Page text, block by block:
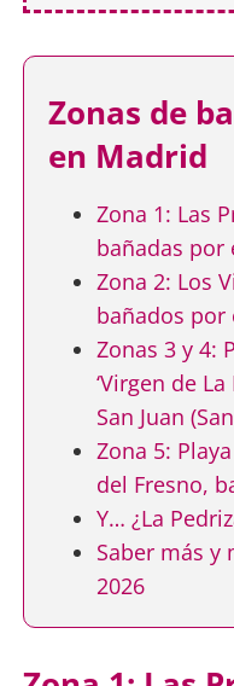
Zonas de
en Madrid
Zona 1: Las
bañadas por
Zona 2: Los
bañados por
Zonas 3 y 4:
‘Virgen de
San Juan
Zona 5:
del Fresno,
Y… ¿La
Saber más y
2026